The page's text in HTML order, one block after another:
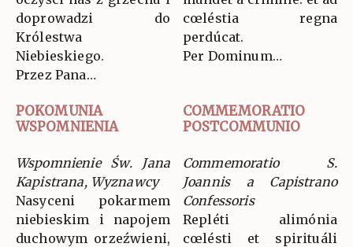
doprowadzi do
Królestwa
Niebieskiego.
Przez Pana…
cœléstia regna
perdúcat.
Per Dominum…
POKOMUNIA
WSPOMNIENIA
COMMEMORATIO
POSTCOMMUNIO
Wspomnienie Św. Jana
Kapistrana, Wyznawcy
Nasyceni pokarmem
niebieskim i napojem
duchowym orzeźwieni,
Commemoratio S.
Joannis a Capistrano
Confessoris
Repléti alimónia
cœlésti et spirituáli